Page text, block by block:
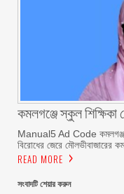
কমলগঞ্জে স্কুল
Manual5 Ad Code কমলগঞ্জ
বিরোধের জেরে মৌলভীবাজারের
READ MORE
সংবাদটি শেয়ার করুন